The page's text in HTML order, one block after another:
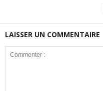
LAISSER UN COMMENTAIRE